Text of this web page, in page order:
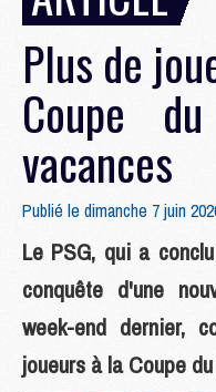
Plus de
Coupe
vacances
Publié le dimanche 7 juin
Le PSG, qui a
conquête d'une
week-end dernier,
joueurs à la Coupe